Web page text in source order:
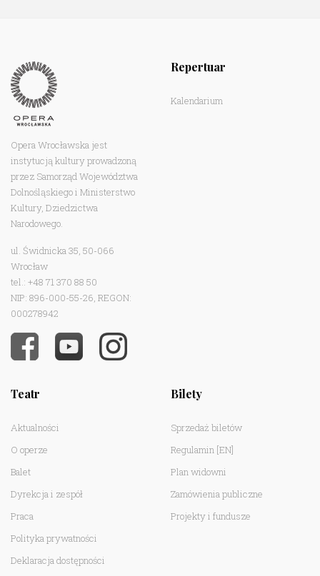
Opera Wrocławska jest
instytucją kultury prowadzoną
przez Samorząd Województwa
Dolnośląskiego i Ministerstwo
Kultury, Dziedzictwa
Narodowego.
ul. Świdnicka 35, 50-066
Wrocław
tel.: +48 71 370 88 50
NIP: 896-000-55-26, REGON:
000278942
Repertuar
Kalendarium
Teatr
Aktualności
O operze
Balet
Dyrekcja i zespół
Praca
Polityka prywatności
Deklaracja dostępności
Bilety
Sprzedaż biletów
Regulamin [EN]
Plan widowni
Zamówienia publiczne
Projekty i fundusze